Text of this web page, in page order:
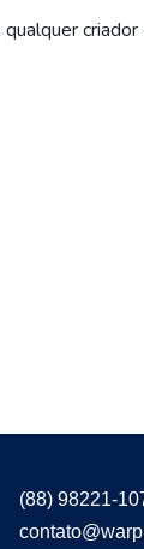
criador
(88) 98221-